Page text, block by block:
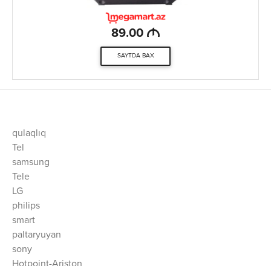
89.00 M
SAYTDA BAX
qulaqlıq
Tel
samsung
Tele
LG
philips
smart
paltaryuyan
sony
Hotpoint-Ariston